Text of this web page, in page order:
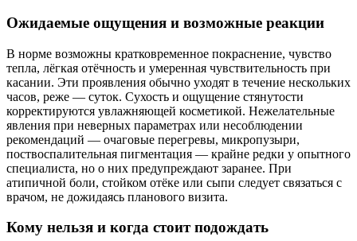
Ожидаемые ощущения и возможные реакции
В норме возможны кратковременное покраснение, чувство
тепла, лёгкая отёчность и умеренная чувствительность при
касании. Эти проявления обычно уходят в течение нескольких
часов, реже — суток. Сухость и ощущение стянутости
корректируются увлажняющей косметикой. Нежелательные
явления при неверных параметрах или несоблюдении
рекомендаций — очаговые перегревы, микропузыри,
поствоспалительная пигментация — крайне редки у опытного
специалиста, но о них предупреждают заранее. При
атипичной боли, стойком отёке или сыпи следует связаться с
врачом, не дожидаясь планового визита.
Кому нельзя и когда стоит подождать